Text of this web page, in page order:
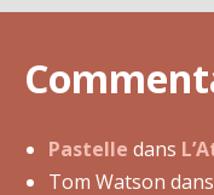
Pastelle dans
Tom Watson dans